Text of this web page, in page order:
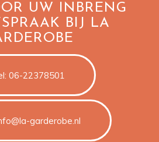
UW INBRENG
BIJ LA
06-22378501
garderobe.nl